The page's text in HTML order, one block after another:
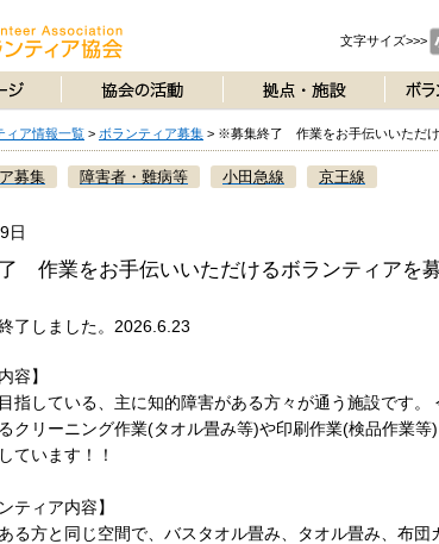
文字サイズ>>>
ィア情報一覧 > ボランティア募集 > ※募集終了 作業をお手伝いいただ
募集 障害者・難病等 小田急線 京王線
日
作業をお手伝いいただけるボランティアを
了しました。2026.6.23
容】
指している、主に知的障害がある方々が通う施設です。
クリーニング作業(タオル畳み等)や印刷作業(検品作業
ています！！
ティア内容】
る方と同じ空間で、バスタオル畳み、タオル畳み、布団